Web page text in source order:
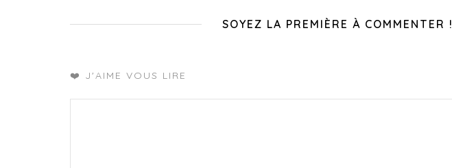
SOYEZ LA PREMIÈRE À COMMENTER !
❤️ J'AIME VOUS LIRE